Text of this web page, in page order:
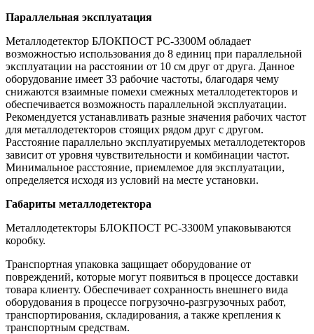
Параллельная эксплуатация
Металлодетектор БЛОКПОСТ РС-3300М обладает
возможностью использования до 8 единиц при параллельной
эксплуатации на расстоянии от 10 см друг от друга. Данное
оборудование имеет 33 рабочие частоты, благодаря чему
снижаются взаимные помехи смежных металлодетекторов и
обеспечивается возможность параллельной эксплуатации.
Рекомендуется устанавливать разные значения рабочих частот
для металлодетекторов стоящих рядом друг с другом.
Расстояние параллельно эксплуатируемых металлодетекторов
зависит от уровня чувствительности и комбинации частот.
Минимальное расстояние, приемлемое для эксплуатации,
определяется исходя из условий на месте установки.
Габариты металлодетектора
Металлодетекторы БЛОКПОСТ РС-3300М упаковываются
коробку.
Транспортная упаковка защищает оборудование от
повреждений, которые могут появиться в процессе доставки
товара клиенту. Обеспечивает сохранность внешнего вида
оборудования в процессе погрузочно-разгрузочных работ,
транспортирования, складирования, а также крепления к
транспортным средствам.